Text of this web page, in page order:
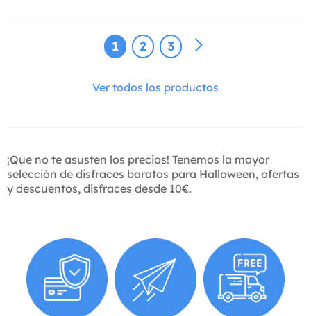
1 2 3
Ver todos los productos
¡Que no te asusten los precios! Tenemos la mayor
selección de disfraces baratos para Halloween, ofertas
y descuentos, disfraces desde 10€.